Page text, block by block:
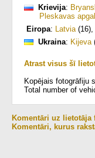
Krievija:
Pleskavas
Eiropa: Latvia(16),
Ukraina: Kijeva
Atrast visus šī
Kopējais fotogrāfiju
Total number of
Komentāri uz lietotāja
Komentāri, kurus